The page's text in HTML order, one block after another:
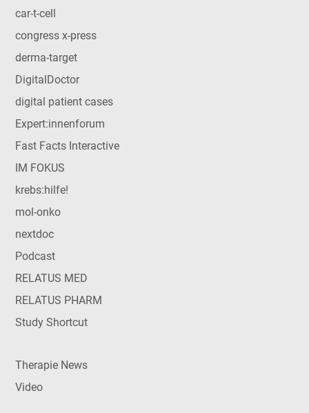
car-t-cell
congress x-press
derma-target
DigitalDoctor
digital patient cases
Expert:innenforum
Fast Facts Interactive
IM FOKUS
krebs:hilfe!
mol-onko
nextdoc
Podcast
RELATUS MED
RELATUS PHARM
Study Shortcut
Therapie News
Video